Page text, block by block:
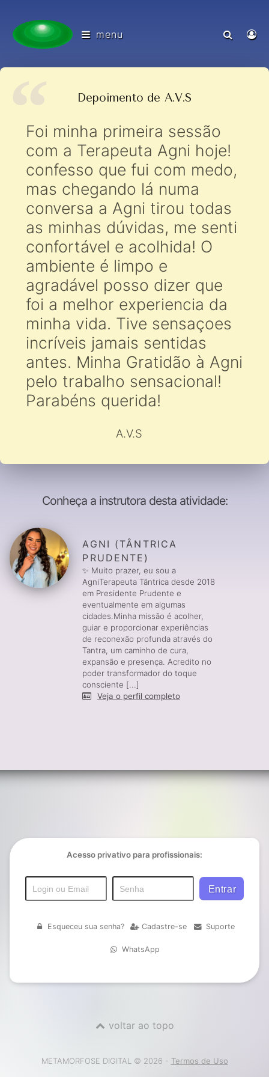
menu
Depoimento de A.V.S
Foi minha primeira sessão
com a Terapeuta Agni hoje!
confesso que fui com medo,
mas chegando lá numa
conversa a Agni tirou todas
as minhas dúvidas, me senti
confortável e acolhida! O
ambiente é limpo e
agradável posso dizer que
foi a melhor experiencia da
minha vida. Tive sensaçoes
incríveis jamais sentidas
antes. Minha Gratidão à Agni
pelo trabalho sensacional!
Parabéns querida!
A.V.S
Conheça a instrutora desta atividade:
AGNI (TÂNTRICA
PRUDENTE)
✨ Muito prazer, eu sou a
AgniTerapeuta Tântrica desde 2018
em Presidente Prudente e
eventualmente em algumas
cidades.Minha missão é acolher,
guiar e proporcionar experiências
de reconexão profunda através do
Tantra, um caminho de cura,
expansão e presença. Acredito no
poder transformador do toque
consciente [...]
Veja o perfil completo
Acesso privativo para profissionais:
Esqueceu sua senha? Cadastre-se Suporte
WhatsApp
voltar ao topo
METAMORFOSE DIGITAL © 2026 - Termos de Uso